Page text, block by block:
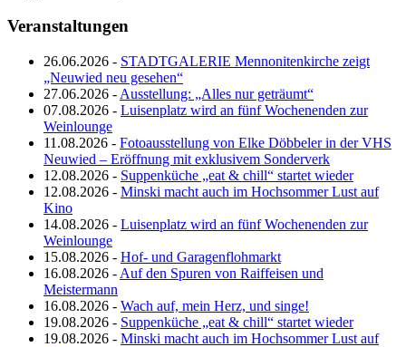
Veranstaltungen
26.06.2026 - STADTGALERIE Mennonitenkirche zeigt
„Neuwied neu gesehen“
27.06.2026 - Ausstellung: „Alles nur geträumt“
07.08.2026 - Luisenplatz wird an fünf Wochenenden zur
Weinlounge
11.08.2026 - Fotoausstellung von Elke Döbbeler in der VHS
Neuwied – Eröffnung mit exklusivem Sonderverk
12.08.2026 - Suppenküche „eat & chill“ startet wieder
12.08.2026 - Minski macht auch im Hochsommer Lust auf
Kino
14.08.2026 - Luisenplatz wird an fünf Wochenenden zur
Weinlounge
15.08.2026 - Hof- und Garagenflohmarkt
16.08.2026 - Auf den Spuren von Raiffeisen und
Meistermann
16.08.2026 - Wach auf, mein Herz, und singe!
19.08.2026 - Suppenküche „eat & chill“ startet wieder
19.08.2026 - Minski macht auch im Hochsommer Lust auf